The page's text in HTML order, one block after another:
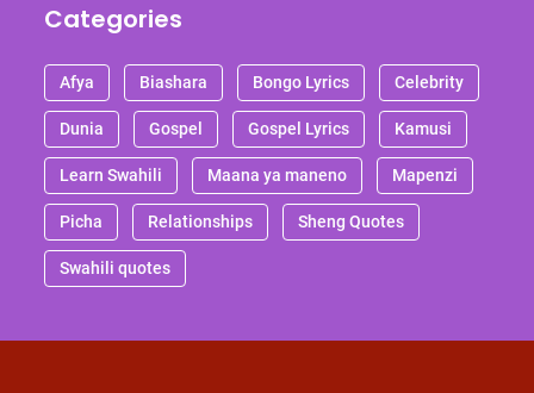
Categories
Afya Biashara Bongo Lyrics Celebrity
Dunia Gospel Gospel Lyrics Kamusi
Learn Swahili Maana ya maneno Mapenzi
Picha Relationships Sheng Quotes
Swahili quotes